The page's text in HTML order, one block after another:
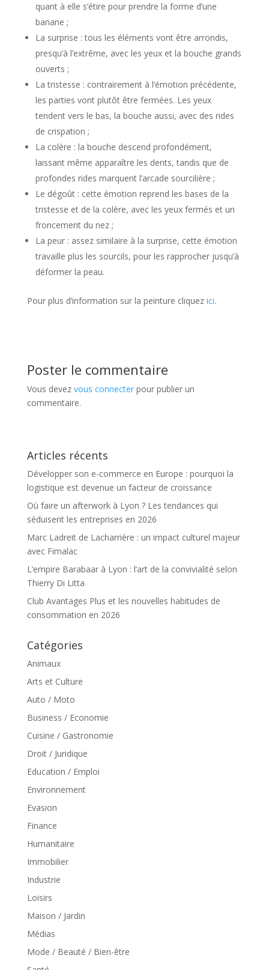
quant à elle s’étire pour prendre la forme d’une
banane ;
La surprise : tous les éléments vont être arrondis,
presqu’à l’extrême, avec les yeux et la bouche grands
ouverts ;
La tristesse : contrairement à l’émotion précédente,
les parties vont plutôt être fermées. Les yeux
tendent vers le bas, la bouche aussi, avec des rides
de crispation ;
La colère : la bouche descend profondément,
laissant même apparaître les dents, tandis que de
profondes rides marquent l’arcade sourcilière ;
Le dégoût : cette émotion reprend les bases de la
tristesse et de la colère, avec les yeux fermés et un
froncement du nez ;
La peur : assez similaire à la surprise, cette émotion
travaille plus les sourcils, pour les rapprocher jusqu’à
déformer la peau.
Pour plus d’information sur la peinture cliquez ici.
Poster le commentaire
Vous devez vous connecterpour publier un
commentaire.
Articles récents
Développer son e-commerce en Europe : pourquoi la
logistique est devenue un facteur de croissance
Où faire un afterwork à Lyon ? Les tendances qui
séduisent les entreprises en 2026
Marc Ladreit de Lacharrière : un impact culturel majeur
avec Fimalac
L’empire Barabaar à Lyon : l’art de la convivialité selon
Thierry Di Litta
Club Avantages Plus et les nouvelles habitudes de
consommation en 2026
Catégories
Animaux
Arts et Culture
Auto / Moto
Business / Economie
Cuisine / Gastronomie
Droit / Juridique
Education / Emploi
Environnement
Evasion
Finance
Humanitaire
Immobilier
Industrie
Loisirs
Maison / Jardin
Médias
Mode / Beauté / Bien-être